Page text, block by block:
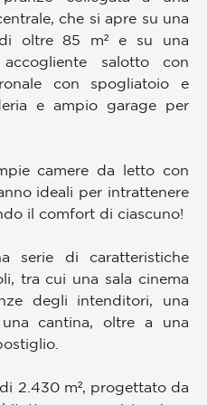
che si apre su una
oltre 85 m² e su una
salotto con
con spogliatoio e
e ampio garage per
camere da letto con
ideali per intrattenere
il comfort di ciascuno!
serie di caratteristiche
tra cui una sala cinema
degli intenditori, una
cantina, oltre a una
2.430 m², progettato da